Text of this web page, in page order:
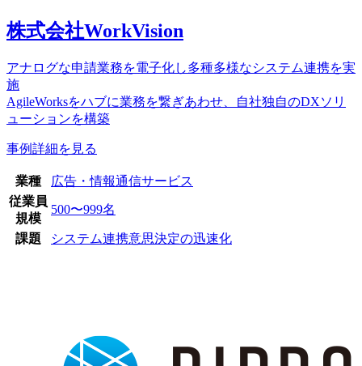
株式会社WorkVision
アナログな申請業務を電子化し多種多様なシステム連携を実
施
AgileWorksをハブに業務を繋ぎあわせ、自社独自のDXソリ
ューションを構築
事例詳細を見る
業種
広告・情報通信サービス
従業員
規模
500〜999名
課題 システム連携意思決定の迅速化